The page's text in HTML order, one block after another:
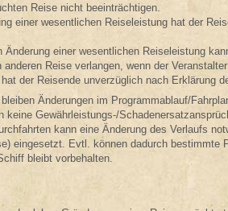
Reise nicht beeinträchtigen.
einer wesentlichen Reiseleistung hat der
Änderung einer wesentlichen Reiseleistung
anderen Reise verlangen, wenn der
der Reisende unverzüglich nach Erklärung
Änderungen im Programmablauf/
keine Gewährleistungs-/
kann eine Änderung des Verlaufs
eingesetzt. Evtl. können dadurch bestimmte
bleibt vorbehalten.